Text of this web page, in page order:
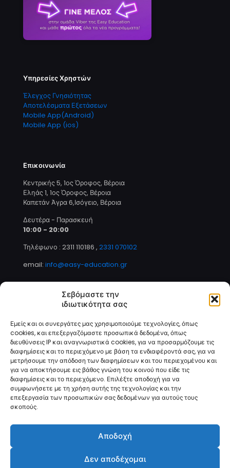
Σεβόμαστε την
ιδιωτικότητα σας
Εμείς και οι συνεργάτες μας χρησιμοποιούμε τεχνολογίες, όπως
cookies, και επεξεργαζόμαστε προσωπικά δεδομένα, όπως
διευθύνσεις IP και αναγνωριστικά cookies, για να προσαρμόζουμε τις
διαφημίσεις και το περιεχόμενο με βάση τα ενδιαφέροντά σας, για να
μετρήσουμε την απόδοση των διαφημίσεων και του περιεχομένου και
για να αποκτήσουμε εις βάθος γνώση του κοινού που είδε τις
διαφημίσεις και το περιεχόμενο. Επιλέξτε αποδοχή για να
συμφωνήσετε με τη χρήση αυτής της τεχνολογίας και την
επεξεργασία των προσωπικών σας δεδομένων για αυτούς τους
σκοπούς.
Αποδοχή
Δεν αποδέχομαι
Υπηρεσίες Χρηστών
Έλεγχος Γνησιότητας
Αποτελέσματα Εξετάσεων
Mobile App(Android)
Mobile App (ios)
Επικοινωνία
Κεντρικής 5, 1ος Όροφος, Βέροια
Εληάς 1, 1ος Όροφος, Βέροια
Καπετάν Άγρα 6,Ισόγειο, Βέροια
Δευτέρα - Παρασκευή
10:00 - 20:00
Τηλέφωνο : 2311 110186 , 2331 070102
email: info@easy-education.gr
Τρόποι Πληρωμής